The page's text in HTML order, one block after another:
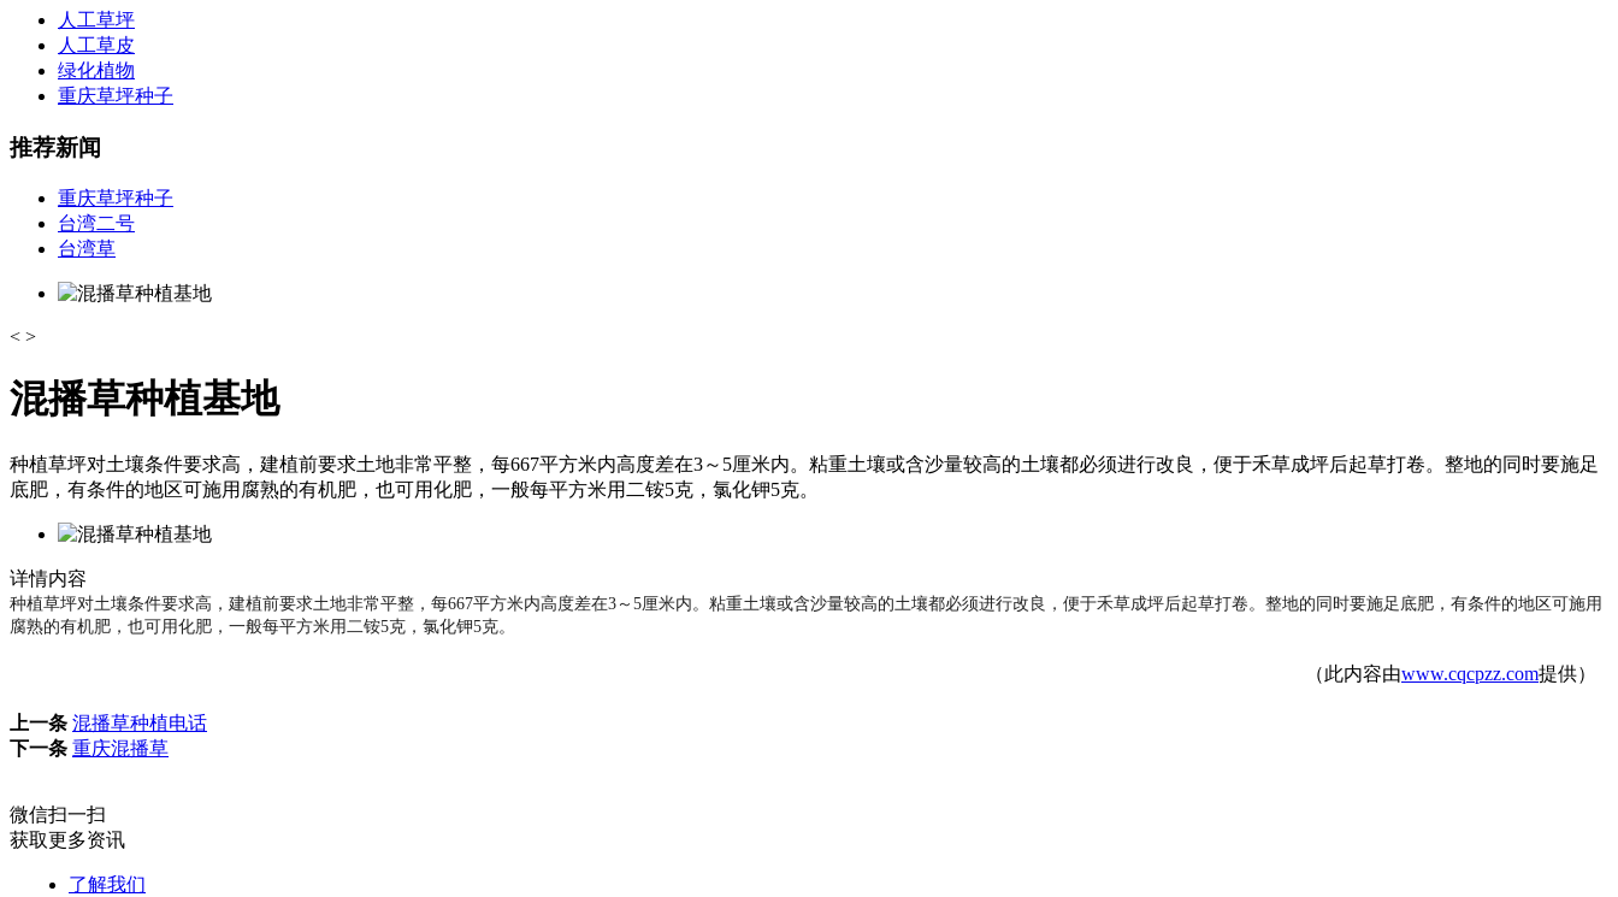
人工草坪
人工草皮
绿化植物
重庆草坪种子
推荐新闻
重庆草坪种子
台湾二号
台湾草
< >
混播草种植基地
种植草坪对土壤条件要求高，建植前要求土地非常平整，每667平方米内高度差在3～5厘米内。粘重土壤或含沙量较高的土壤都必须进行改良，便于禾草成坪后起草打卷。整地的同时要施足
底肥，有条件的地区可施用腐熟的有机肥，也可用化肥，一般每平方米用二铵5克，氯化钾5克。
详情内容
种植草坪对土壤条件要求高，建植前要求土地非常平整，每667平方米内高度差在3～5厘米内。粘重土壤或含沙量较高的土壤都必须进行改良，便于禾草成坪后起草打卷。整地的同时要施足底肥，有条件的地区可施用
腐熟的有机肥，也可用化肥，一般每平方米用二铵5克，氯化钾5克。
（此内容由www.cqcpzz.com提供）
上一条 混播草种植电话
下一条 重庆混播草
微信扫一扫
获取更多资讯
了解我们